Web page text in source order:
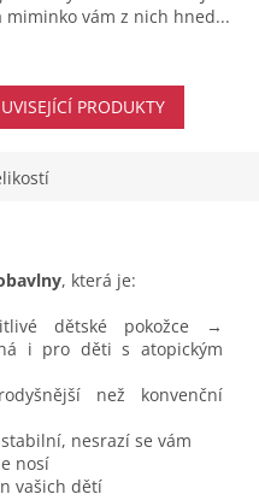
vám z nich hned...
PRODUKTY
, která je:
dětské pokožce →
i pro děti s atopickým
než konvenční
nesrazí se vám
nosí
vašich dětí